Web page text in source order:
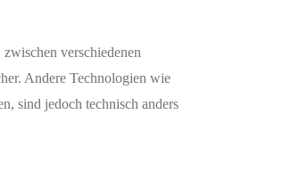
verschiedenen
Andere Technologien wie
sind jedoch technisch anders